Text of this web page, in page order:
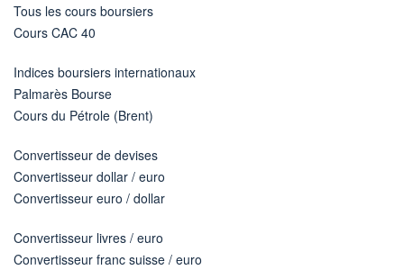
Tous les cours boursiers
Cours CAC 40
Indices boursiers internationaux
Palmarès Bourse
Cours du Pétrole (Brent)
Convertisseur de devises
Convertisseur dollar / euro
Convertisseur euro / dollar
Convertisseur livres / euro
Convertisseur franc suisse / euro